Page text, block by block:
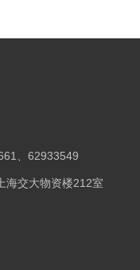
、62933549
交大物资楼212室